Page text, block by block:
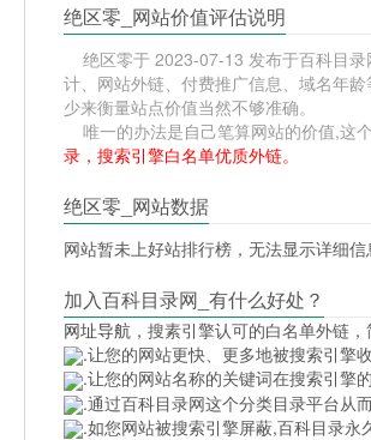
绝区零_网站价值评估说明
绝区零于 2023-07-13 发布于百科目录
计、网站外链、付费推广信息、域名年
少来衡量站点价值当然不够准确。
唯一的办法是自己笔算网站的价值,这
录，搜索引擎白名单优质外链。
绝区零_网站数据
网站暂未上好站排行榜，无法显示详细信
加入百科目录网_有什么好处？
网址导航 ，搜素引擎认可的白名单外链
.让您的网站更快、更多地被搜索引擎
.让您的网站名称的关键词在搜索引擎
.通过百科目录网这个分类目录平台从
.如您网站被搜索引擎屏蔽,百科目录